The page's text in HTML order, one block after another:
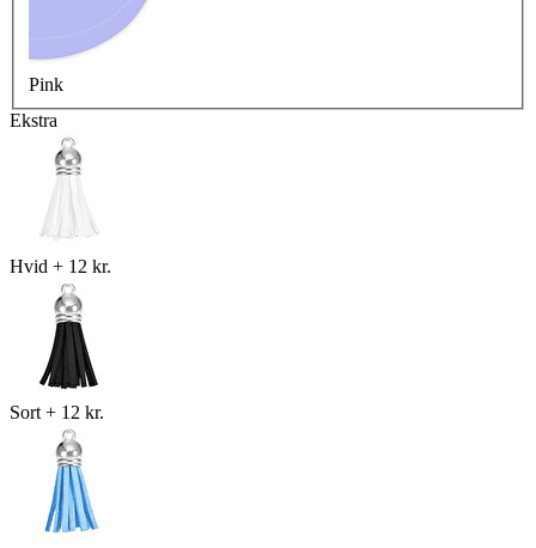
Pink
Ekstra
Hvid + 12 kr.
Sort + 12 kr.